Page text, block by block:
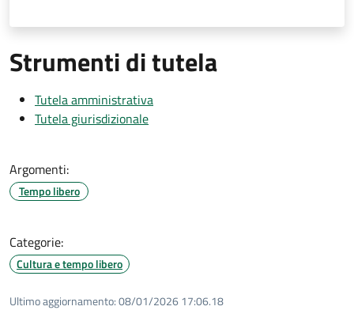
Strumenti di tutela
Tutela amministrativa
Tutela giurisdizionale
Argomenti:
Tempo libero
Categorie:
Cultura e tempo libero
Ultimo aggiornamento:08/01/2026 17:06.18